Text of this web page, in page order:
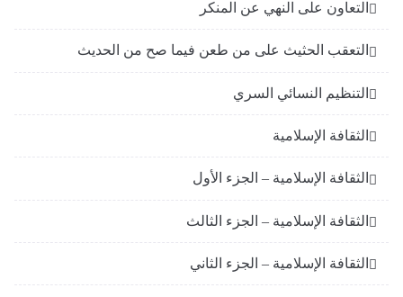
التعاون على النهي عن المنكر
التعقب الحثيث على من طعن فيما صح من الحديث
التنظيم النسائي السري
الثقافة الإسلامية
الثقافة الإسلامية – الجزء الأول
الثقافة الإسلامية – الجزء الثالث
الثقافة الإسلامية – الجزء الثاني